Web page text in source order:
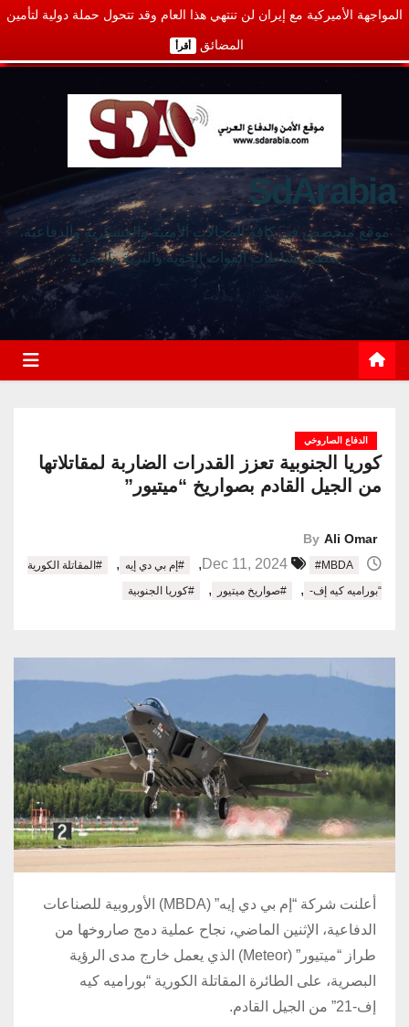
المواجهة الأميركية مع إيران لن تنتهي هذا العام وقد تتحول حملة دولية لتأمين
المضائق أقرأ
SdArabia
موقع متخصص في كافة المجالات الأمنية والعسكرية والدفاعية،
يغطي نشاطات القوات الجوية والبرية والبحرية
الدفاع الصاروخي
كوريا الجنوبية تعزز القدرات الضاربة لمقاتلاتها
من الجيل القادم بصواريخ “ميتيور”
By Ali Omar
#MBDA
, #إم بي دي إيه ,
#المقاتلة الكورية
“بوراميه كيه إف- , #صواريخ ميتيور , #كوريا الجنوبية
أعلنت شركة “إم بي دي إيه” (MBDA) الأوروبية للصناعات
الدفاعية، الإثنين الماضي، نجاح عملية دمج صاروخها من
طراز “ميتيور” (Meteor) الذي يعمل خارج مدى الرؤية
البصرية، على الطائرة المقاتلة الكورية “بوراميه كيه
إف-21” من الجيل القادم.